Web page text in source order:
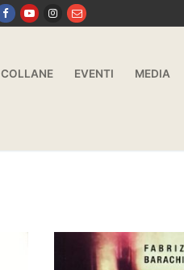
COLLANE EVENTI MEDIA